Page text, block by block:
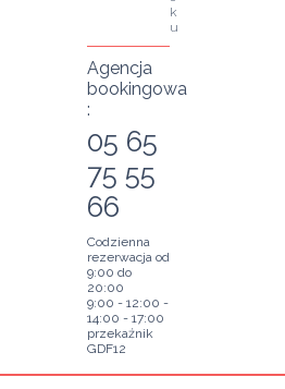
k
u
Agencja
bookingowa
:
05 65
75 55
66
Codzienna
rezerwacja od
9:00 do
20:00
9:00 - 12:00 -
14:00 - 17:00
przekaźnik
GDF12